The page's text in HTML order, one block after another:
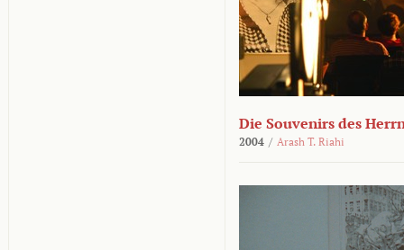
Die Souvenirs des
2004 / Arash T. Riahi